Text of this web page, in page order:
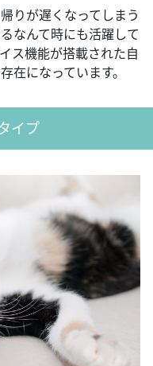
りが遅くなってしまう
なんて時にも活躍して
ス機能が搭載された自
在になっています。
イプ